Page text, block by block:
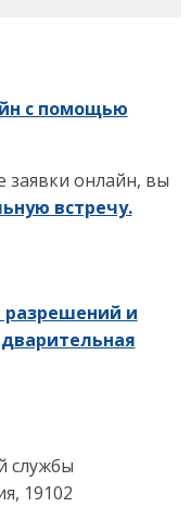
с помощью
онлайн, вы
встречу.
разрешений и
службы
19102